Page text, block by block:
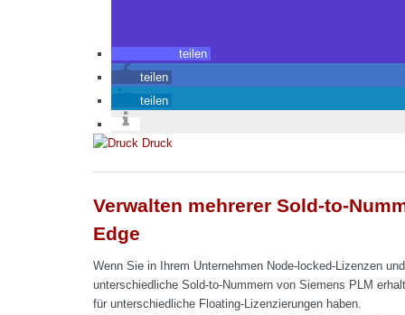
teilen
teilen
teilen
Druck
Verwalten mehrerer Sold-to-
Edge
Wenn Sie in Ihrem Unternehmen Node-locked-Lizenzen
unterschiedliche Sold-to-Nummern von Siemens PLM
für unterschiedliche Floating-Lizenzierungen haben.